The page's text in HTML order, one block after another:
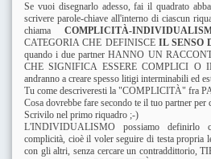
Se vuoi disegnarlo adesso, fai il quadrato
scrivere parole-chiave all'interno di ciascun
chiama COMPLICITÀ-
CATEGORIA CHE DEFINISCEIL SENSO
quando i due partner HANNO UN
CHE SIGNIFICA ESSERE COMPLICI O
andranno a creare spesso litigi interminabili ed
Tu come descriveresti la "COMPLICITÀ" fra
Cosa dovrebbe fare secondo te il tuo partner
Scrivilo nel primo riquadro ;-)
L'INDIVIDUALISMO possiamo definirlo
complicità, cioè il voler seguire di testa propria
con gli altri, senza cercare un contraddittorio,